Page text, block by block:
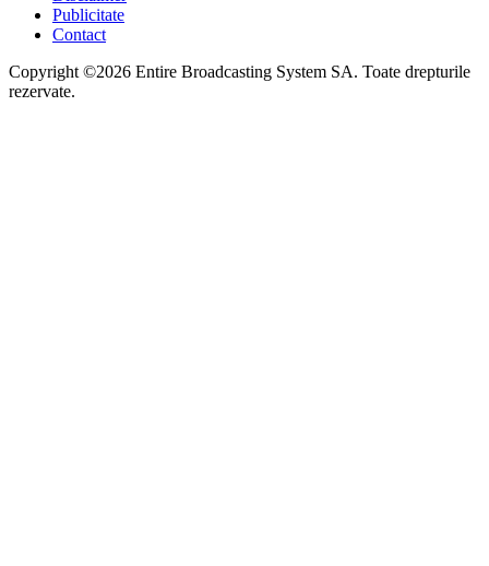
Publicitate
Contact
Copyright ©2026 Entire Broadcasting System SA. Toate drepturile
rezervate.